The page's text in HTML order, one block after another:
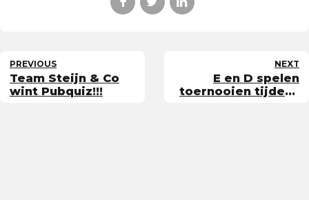
PREVIOUS
Team Steijn & Co
wint Pubquiz!!!
NEXT
E en D spelen
toernooien tijdens